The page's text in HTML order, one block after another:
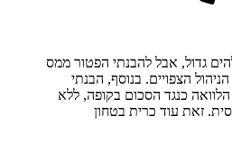
גדול, אבל להבנתי הפטור ממס
הניהול הצפויים. בנוסף, הבנתי
כנגד הסכום בקופה, ללא
זאת עוד כרית בטחון